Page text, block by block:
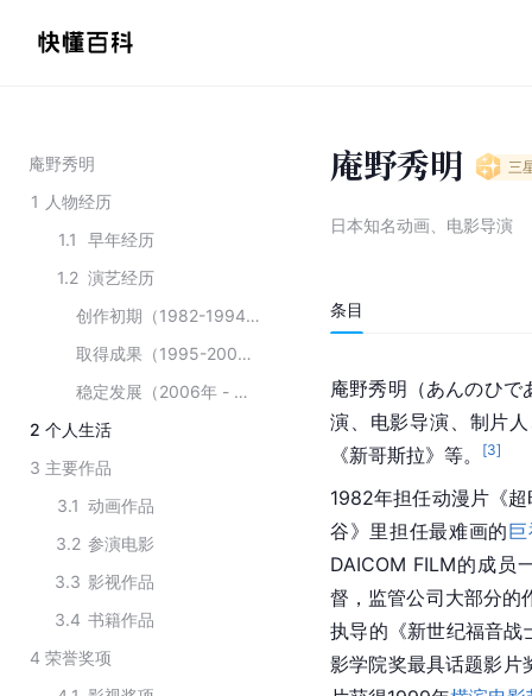
庵野秀明
1 人物经历
1.1
早年经历
1.2 演艺经历
创作初期（1982-1994年）
取得成果（1995-2004年）
稳定发展（2006年 - 至今）
2 个人生活
3 主要作品
3.1 动画作品
3.2 参演电影
3.3 影视作品
3.4 书籍作品
4 荣誉奖项
庵野秀明 三
日本知名动画、电影导演
条目
庵野秀明（あんのひ
演、电影导演、制片
《新哥斯拉》等。 [3]
1982年担任动漫片《
谷》里担任最难画的
DAICOM FILM的成员
督，监管公司大部分的
执导的《新世纪福音战
影学院奖最具话题影片